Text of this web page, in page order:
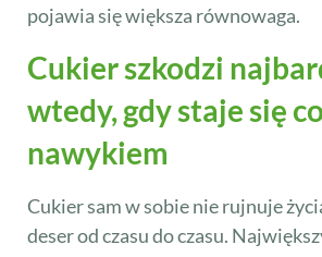
pojawia się większa równowaga.
Cukier szkodzi
wtedy, gdy staje się
nawykiem
Cukier sam w sobie nie rujnuje
deser od czasu do czasu.